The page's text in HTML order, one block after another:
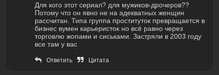
Для кого этот сериал? для мужиков-дрочеров??
Потому что он явно не на адекватных женщин
рассчитан. Типа группа проституток превращается в
бизнес вумен карьеристок но всё равно через
торговлю жопами и сиськами. Застряли в 2003 году
все там у вас
Ответить Цитата